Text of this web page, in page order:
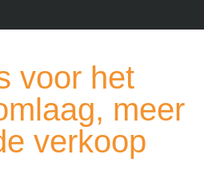
voor het
meer
verkoop